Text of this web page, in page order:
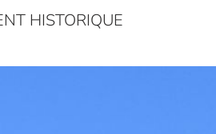
HISTORIQUE